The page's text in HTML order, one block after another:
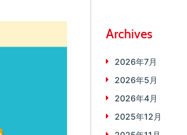
Archives
2026年7月
2026年5月
2026年4月
2025年12月